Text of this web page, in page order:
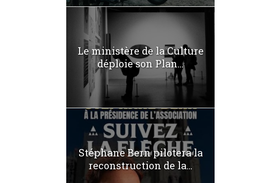
Le ministère de la Culture
déploie son Plan...
Stéphane Bern pilotera la
reconstruction de la...